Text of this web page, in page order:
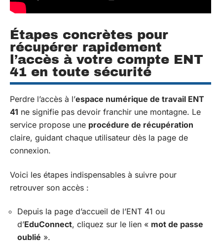
Étapes concrètes pour
récupérer rapidement
l’accès à votre compte ENT
41 en toute sécurité
Perdre l’accès à l’espace numérique de travail ENT
41 ne signifie pas devoir franchir une montagne. Le
service propose une procédure de récupération
claire, guidant chaque utilisateur dès la page de
connexion.
Voici les étapes indispensables à suivre pour
retrouver son accès :
Depuis la page d’accueil de l’ENT 41 ou
d’EduConnect, cliquez sur le lien « mot de passe
oublié ».